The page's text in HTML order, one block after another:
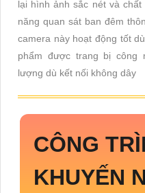
lại hình ảnh sắc nét và
năng quan sát ban đêm
camera này hoạt động tốt
phẩm được trang bị công
lượng dù kết nối không dây
CÔNG
KHUYẾN